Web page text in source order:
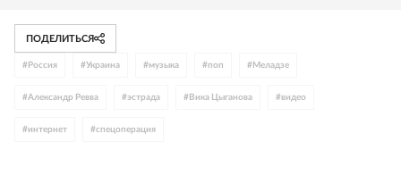
ПОДЕЛИТЬСЯ
# Россия #Украина #музыка #поп # Меладзе
#Александр Ревва #эстрада # Вика Цыганова #видео
#интернет #спецоперация